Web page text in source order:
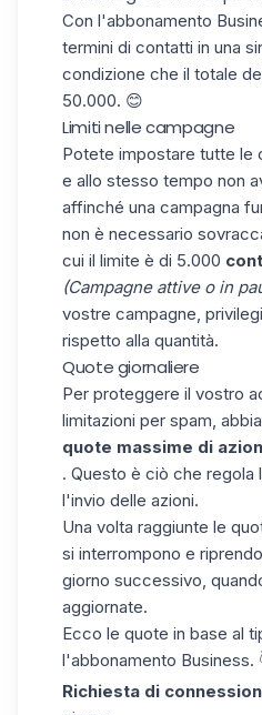
Con l'abbonamento
termini di contatti in una
condizione che il totale
50.000. 😊
Limiti nelle campagne
Potete impostare tutte le
e allo stesso tempo non
affinché una campagna
non è necessario
cui il limite è di 5.000
(Campagne attive o in
vostre campagne,
rispetto alla quantità.
Quote giornaliere
Per proteggere il vostro
limitazioni per spam,
quote massime di
. Questo è ciò che
l'invio delle azioni.
Una volta raggiunte le
si interrompono e
giorno successivo,
aggiornate.
Ecco le quote in base al
l'abbonamento Business.
Richiesta di